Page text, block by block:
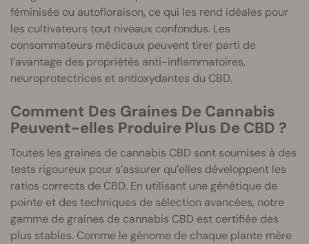
féminisée ou autofloraison, ce qui les rend idéales pour
les cultivateurs tout niveaux confondus. Les
consommateurs médicaux peuvent tirer parti de
l’avantage des propriétés anti-inflammatoires,
neuroprotectrices et antioxydantes du CBD.
Comment Des Graines De Cannabis
Peuvent-elles Produire Plus De CBD ?
Toutes les graines de cannabis CBD sont soumises à des
tests rigoureux pour s’assurer qu’elles développent les
ratios corrects de CBD. En utilisant une génétique de
pointe et des techniques de sélection avancées, notre
gamme de graines de cannabis CBD est certifiée des
plus stables. Comme le génome de chaque plante mère